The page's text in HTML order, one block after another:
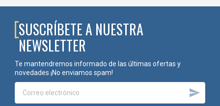
SUSCRÍBETE A NUESTRA
NEWSLETTER
Te mantendremos informado de las últimas ofertas y
novedades ¡No enviamos spam!
